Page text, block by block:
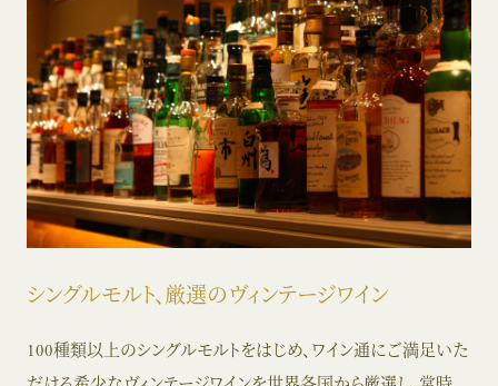
シングルモルト、厳選のヴィンテージワイン
100種類以上のシングルモルトをはじめ、ワイン通にご満足いた